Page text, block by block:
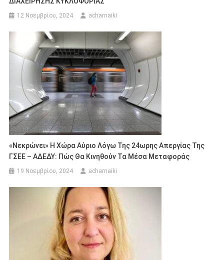
12 Νοεμβρίου, 2024 acharnaiki
«Νεκρώνει» Η Χώρα Αύριο Λόγω Της 24ωρης Απεργίας Της
ΓΣΕΕ – ΑΔΕΔΥ: Πώς Θα Κινηθούν Τα Μέσα Μεταφοράς
19 Νοεμβρίου, 2024 acharnaiki